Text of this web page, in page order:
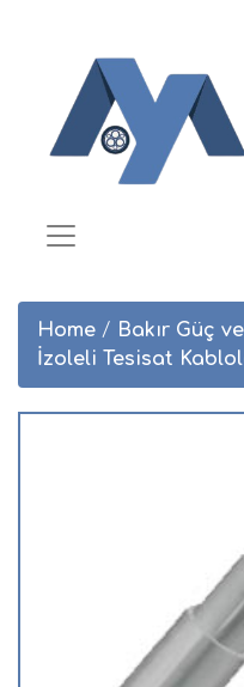
Home / Bakır Güç
İzoleli Tesisat